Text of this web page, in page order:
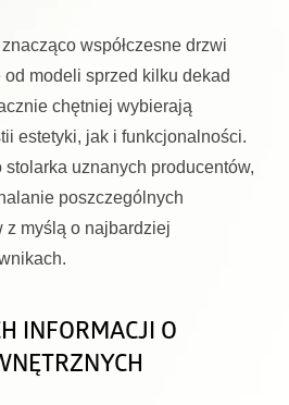
współczesne drzwi
modeli sprzed kilku dekad
chętniej wybierają
estetyki, jak i funkcjonalności.
uznanych producentów,
poszczególnych
z myślą o najbardziej
INFORMACJI O